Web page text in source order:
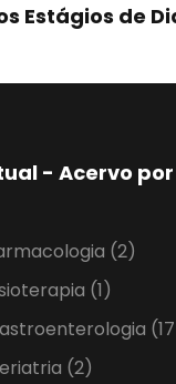
Estágios de
- Acervo
(2)
(1)
(2)